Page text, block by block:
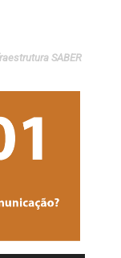
SABER